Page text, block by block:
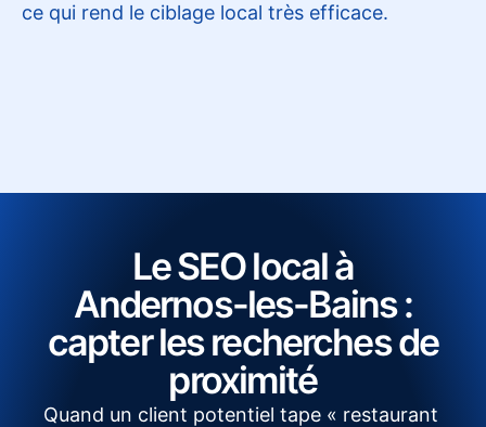
ce qui rend le ciblage local très efficace.
Le SEO local à
Andernos-les-Bains :
capter les recherches de
proximité
Quand un client potentiel tape « restaurant